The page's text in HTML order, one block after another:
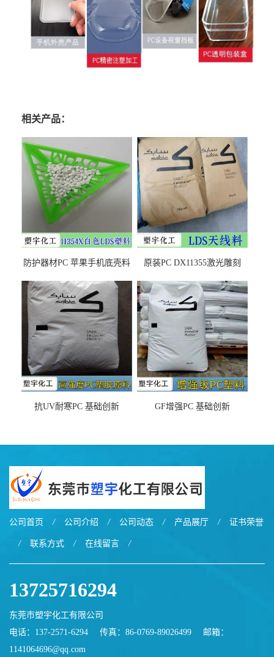
相关产品：
防护器材PC 苹果手机底壳料
之忧
原装PC DX11355激光雕刻
抗UV耐寒PC 基础创新
GF增强PC 基础创新
公司首页 / 公司介绍 / 公司动态 / 产品展厅 / 证书荣誉
/ 联系方式 / 在线留言 /
13725716294
东莞市塑宇化工有限公司
电话：137-2571-6294
传真：86-0769-89026499
邮箱：
1141064696@qq.com